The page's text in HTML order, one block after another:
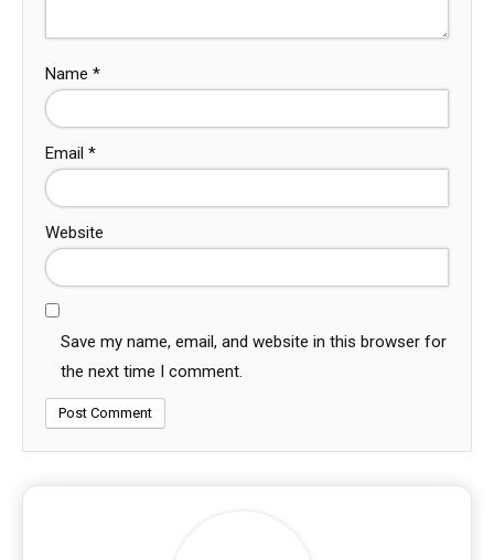
Name *
Email *
Website
Save my name, email, and website in this browser for
the next time I comment.